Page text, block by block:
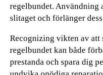
regelbundet.
slitaget och förlänger
Recognizing vikten av
regelbundet kan både
prestanda och spara dig